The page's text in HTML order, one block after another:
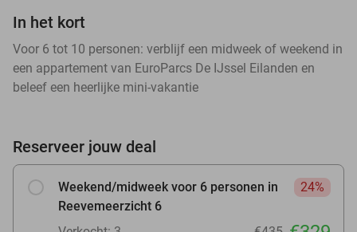
In het kort
Voor 6 tot 10 personen: verblijf een midweek of weekend in
een appartement van EuroParcs De IJssel Eilanden en
beleef een heerlijke mini-vakantie
Reserveer jouw deal
Weekend/midweek voor 6 personen in
Reevemeerzicht 6
24%